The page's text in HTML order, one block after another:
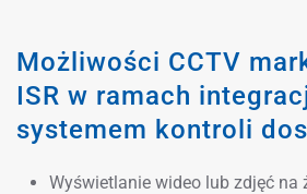
Możliwości CCTV
ISR w ramach
systemem kontroli
Wyświetlanie wideo lub zdjęć na